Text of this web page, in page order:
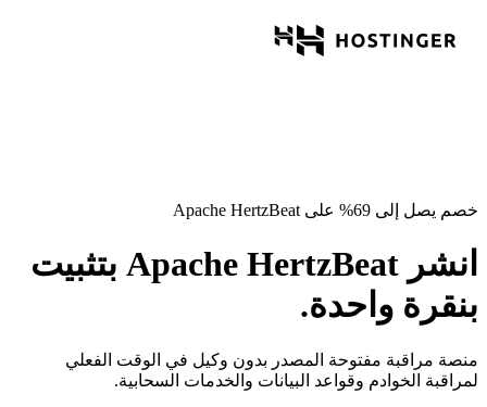
خصم يصل إلى 69% على Apache HertzBeat
انشر Apache HertzBeat بتثبيت
بنقرة واحدة.
منصة مراقبة مفتوحة المصدر بدون وكيل في الوقت الفعلي
لمراقبة الخوادم وقواعد البيانات والخدمات السحابية.